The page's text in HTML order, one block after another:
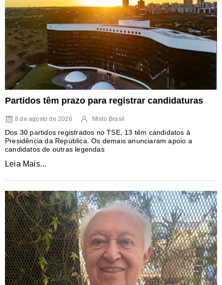
Partidos têm prazo para registrar candidaturas
8 de agosto de 2026 Misto Brasil
Dos 30 partidos registrados no TSE, 13 têm candidatos à
Presidência da República. Os demais anunciaram apoio a
candidatos de outras legendas
Leia Mais...